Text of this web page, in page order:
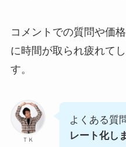
コメントでの質問や価
に時間が取られ疲れて
す。
ＴＫ
よくある質
レート化し